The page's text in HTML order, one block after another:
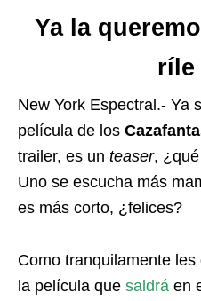
Ya la
ríle
New York Espectral.- Ya
película de los
trailer, es un teaser,
Uno se escucha más
es más corto, ¿felices?
Como tranquilamente
la película que saldrá en